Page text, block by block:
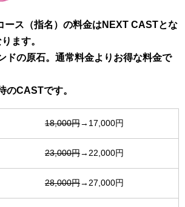
ース（指名）の料金はNEXT CASTとな
ます。
ドの原石。通常料金よりお得な料金で
のCASTです。
18,000円→17,000円
23,000円→22,000円
28,000円→27,000円